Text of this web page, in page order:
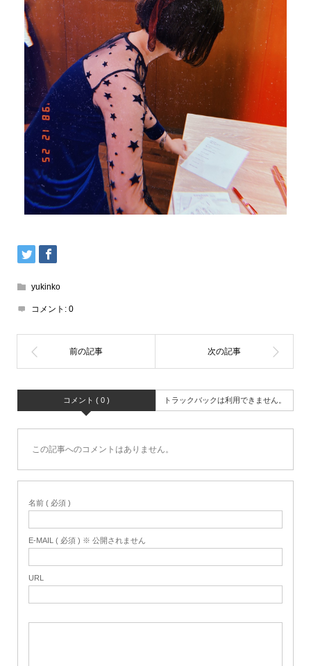
yukinko
コメント: 0
コメント ( 0 ) トラックバックは利用できません。
この記事へのコメントはありません。
名前 ( 必須 )
E-MAIL ( 必須 ) ※ 公開されません
URL